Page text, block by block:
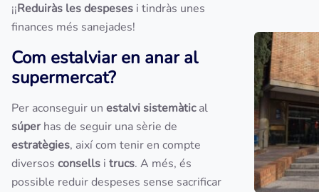
¡¡Reduiràs les despeses i tindràs unes
finances més sanejades!
Com estalviar en anar al
supermercat?
Per aconseguir un estalvi sistemàtical
súperhas de seguir una sèrie de
estratègies, així com tenir en compte
diversos consells i trucs. A més, és
possible reduir despeses sense sacrificar